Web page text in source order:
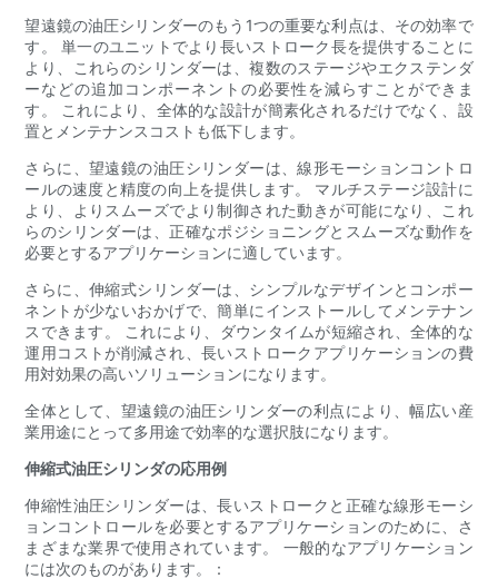
望遠鏡の油圧シリンダーのもう1つの重要な利点は、その効率で
す。 単一のユニットでより長いストローク長を提供することに
より、これらのシリンダーは、複数のステージやエクステンダ
ーなどの追加コンポーネントの必要性を減らすことができま
す。 これにより、全体的な設計が簡素化されるだけでなく、設
置とメンテナンスコストも低下します。
さらに、望遠鏡の油圧シリンダーは、線形モーションコントロ
ールの速度と精度の向上を提供します。 マルチステージ設計に
より、よりスムーズでより制御された動きが可能になり、これ
らのシリンダーは、正確なポジショニングとスムーズな動作を
必要とするアプリケーションに適しています。
さらに、伸縮式シリンダーは、シンプルなデザインとコンポー
ネントが少ないおかげで、簡単にインストールしてメンテナン
スできます。 これにより、ダウンタイムが短縮され、全体的な
運用コストが削減され、長いストロークアプリケーションの費
用対効果の高いソリューションになります。
全体として、望遠鏡の油圧シリンダーの利点により、幅広い産
業用途にとって多用途で効率的な選択肢になります。
伸縮式油圧シリンダの応用例
伸縮性油圧シリンダーは、長いストロークと正確な線形モーシ
ョンコントロールを必要とするアプリケーションのために、さ
まざまな業界で使用されています。 一般的なアプリケーション
には次のものがあります。：